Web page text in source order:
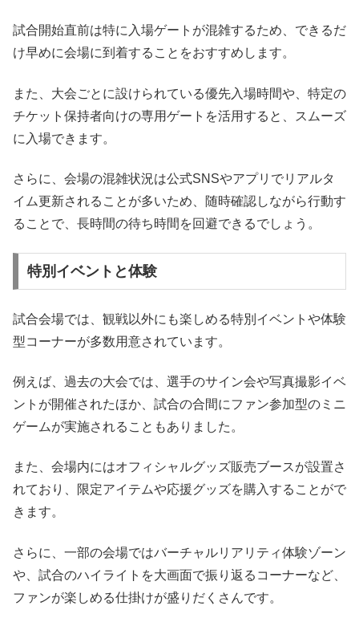
試合開始直前は特に入場ゲートが混雑するため、できるだ
け早めに会場に到着することをおすすめします。
また、大会ごとに設けられている優先入場時間や、特定の
チケット保持者向けの専用ゲートを活用すると、スムーズ
に入場できます。
さらに、会場の混雑状況は公式SNSやアプリでリアルタ
イム更新されることが多いため、随時確認しながら行動す
ることで、長時間の待ち時間を回避できるでしょう。
特別イベントと体験
試合会場では、観戦以外にも楽しめる特別イベントや体験
型コーナーが多数用意されています。
例えば、過去の大会では、選手のサイン会や写真撮影イベ
ントが開催されたほか、試合の合間にファン参加型のミニ
ゲームが実施されることもありました。
また、会場内にはオフィシャルグッズ販売ブースが設置さ
れており、限定アイテムや応援グッズを購入することがで
きます。
さらに、一部の会場ではバーチャルリアリティ体験ゾーン
や、試合のハイライトを大画面で振り返るコーナーなど、
ファンが楽しめる仕掛けが盛りだくさんです。